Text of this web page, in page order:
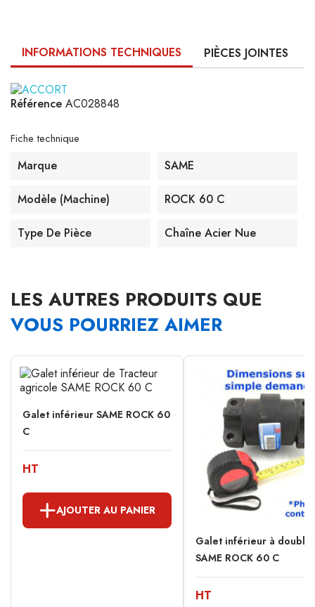
INFORMATIONS TECHNIQUES PIÈCES JOINTES
Référence AC028848
Fiche technique
Marque SAME
Modèle (machine) ROCK 60 C
Type De Pièce Chaîne Acier Nue
LES AUTRES PRODUITS QUE
VOUS POURRIEZ AIMER
Galet inférieur SAME ROCK 60
C
HT
AJOUTER AU PANIER
Galet inférieur à
SAME ROCK 60 C
HT